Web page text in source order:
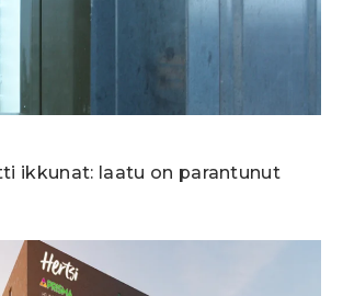
ikkunat: laatu on parantunut